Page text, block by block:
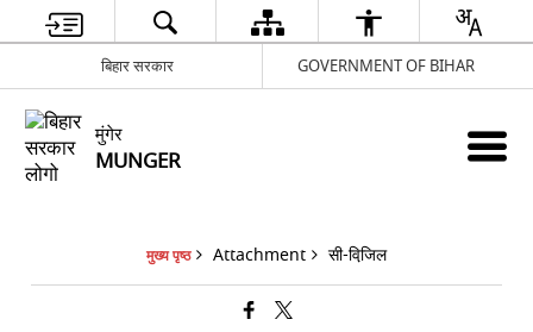
बिहार सरकार GOVERNMENT OF BIHAR
मुंगेर
MUNGER
मुख्य पृष्ठ Attachment सी-विजि़ल